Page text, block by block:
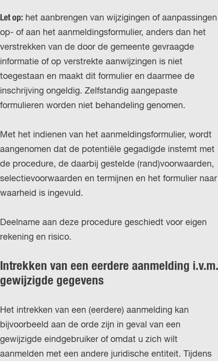
Let op: het aanbrengen van wijzigingen of aanpassingen
op- of aan het aanmeldingsformulier, anders dan het
verstrekken van de door de gemeente gevraagde
informatie of op verstrekte aanwijzingen is niet
toegestaan en maakt dit formulier en daarmee de
inschrijving ongeldig. Zelfstandig aangepaste
formulieren worden niet behandeling genomen.
Met het indienen van het aanmeldingsformulier, wordt
aangenomen dat de potentiële gegadigde instemt met
de procedure, de daarbij gestelde (rand)voorwaarden,
selectievoorwaarden en termijnen en het formulier naar
waarheid is ingevuld.
Deelname aan deze procedure geschiedt voor eigen
rekening en risico.
Intrekken van een eerdere aanmelding i.v.m.
gewijzigde gegevens
Het intrekken van een (eerdere) aanmelding kan
bijvoorbeeld aan de orde zijn in geval van een
gewijzigde eindgebruiker of omdat u zich wilt
aanmelden met een andere juridische entiteit. Tijdens